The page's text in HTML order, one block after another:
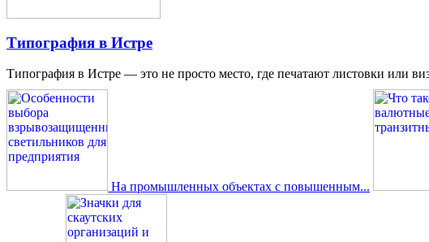
Типография в Истре
Типография в Истре — это не просто место, где печатают листовки или
На промышленных объектах с повышенным...